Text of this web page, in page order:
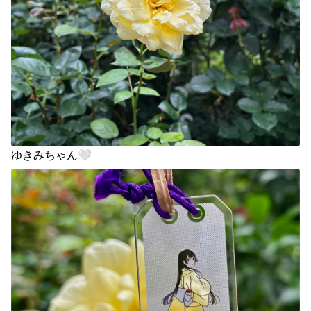
ゆきみちゃん🤍